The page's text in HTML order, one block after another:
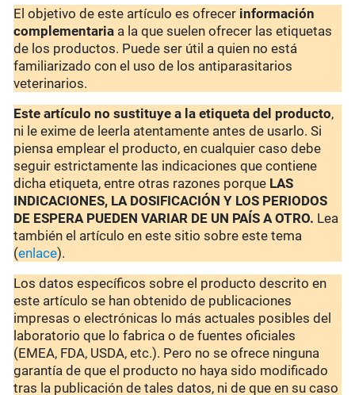
El objetivo de este artículo es ofrecer información
complementaria a la que suelen ofrecer las etiquetas
de los productos. Puede ser útil a quien no está
familiarizado con el uso de los antiparasitarios
veterinarios.
Este artículo no sustituye a la etiqueta del producto,
ni le exime de leerla atentamente antes de usarlo. Si
piensa emplear el producto, en cualquier caso debe
seguir estrictamente las indicaciones que contiene
dicha etiqueta, entre otras razones porque LAS
INDICACIONES, LA DOSIFICACIÓN Y LOS PERIODOS
DE ESPERA PUEDEN VARIAR DE UN PAÍS A OTRO. Lea
también el artículo en este sitio sobre este tema
(enlace).
Los datos específicos sobre el producto descrito en
este artículo se han obtenido de publicaciones
impresas o electrónicas lo más actuales posibles del
laboratorio que lo fabrica o de fuentes oficiales
(EMEA, FDA, USDA, etc.). Pero no se ofrece ninguna
garantía de que el producto no haya sido modificado
tras la publicación de tales datos, ni de que en su caso